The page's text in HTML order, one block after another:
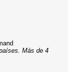
Más de 4